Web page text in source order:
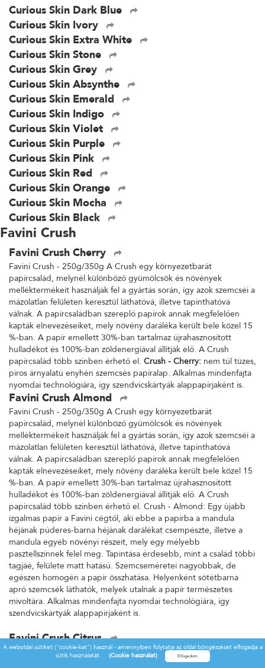
Curious Skin Dark Blue
Curious Skin Ivory
Curious Skin Extra White
Curious Skin Stone
Curious Skin Grey
Curious Skin Absynthe
Curious Skin Emerald
Curious Skin Indigo
Curious Skin Violet
Curious Skin Purple
Curious Skin Pink
Curious Skin Red
Curious Skin Orange
Curious Skin Mocha
Curious Skin Black
Favini Crush
Favini Crush Cherry
Favini Crush - 250g/350g A Crush egy környezetbarát
papírcsalád, melynél különböző gyümölcsök és növények
melléktermékeit használják fel a gyártás során, így azok szemcséi a
mázolatlan felületen keresztül láthatóvá, illetve tapinthatóvá
válnak. A papírcsaládban szereplő papírok annak megfelelően
kapták elnevezéseiket, mely növény daráléka került bele közel 15
%-ban. A papír emellett 30%-ban tartalmaz újrahasznosított
hulladékot és 100%-ban zöldenergiával állítják elő. A Crush
papírcsalád több színben érhető el. Crush - Cherry: nem túl tüzes,
piros árnyalatú enyhén szemcsés papíralap. Alkalmas mindenfajta
nyomdai technológiára, így szendvicskártyák alappapírjaként is.
Favini Crush Almond
Favini Crush - 250g/350g A Crush egy környezetbarát
papírcsalád, melynél különböző gyümölcsök és növények
melléktermékeit használják fel a gyártás során, így azok szemcséi a
mázolatlan felületen keresztül láthatóvá, illetve tapinthatóvá
válnak. A papírcsaládban szereplő papírok annak megfelelően
kapták elnevezéseiket, mely növény daráléka került bele közel 15
%-ban. A papír emellett 30%-ban tartalmaz újrahasznosított
hulladékot és 100%-ban zöldenergiával állítják elő. A Crush
papírcsalád több színben érhető el. Crush - Almond: Egy újabb
izgalmas papír a Favini cégtől, aki ebbe a papírba a mandula
héjának púderes-barna héjának darálékat csempészte, illetve a
mandula egyéb növényi részeit, mely egy mélyebb
pasztellszínnek felel meg. Tapintása érdesebb, mint a család többi
tagjáé, felülete matt hatású. Szemcseméretei nagyobbak, de
egészen homogén a papír összhatása. Helyenként sötétbarna
apró szemcsék láthatók, melyek utalnak a papír természetes
mivoltára. Alkalmas mindenfajta nyomdai technológiára, így
szendvicskártyák alappapírjaként is.
Favini Crush Citrus
Favini Crush - 250g/350g A Crush egy környezetbarát
papírcsalád, melynél különböző gyümölcsök és növények
A weboldal sütiket ("cookie-kat") használ - amennyiben folytatja az oldal böngészését elfogadja a
sütik használatát.
(Cookie használat)